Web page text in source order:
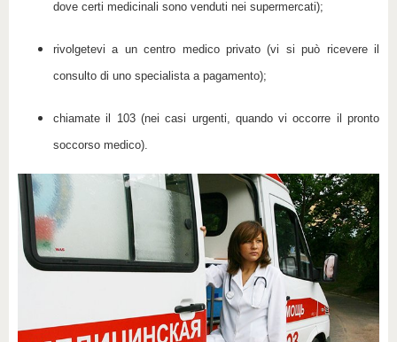
dove certi medicinali sono venduti nei supermercati);
rivolgetevi a un centro medico privato (vi si può ricevere il
consulto di uno specialista a pagamento);
chiamate il 103 (nei casi urgenti, quando vi occorre il pronto
soccorso medico).